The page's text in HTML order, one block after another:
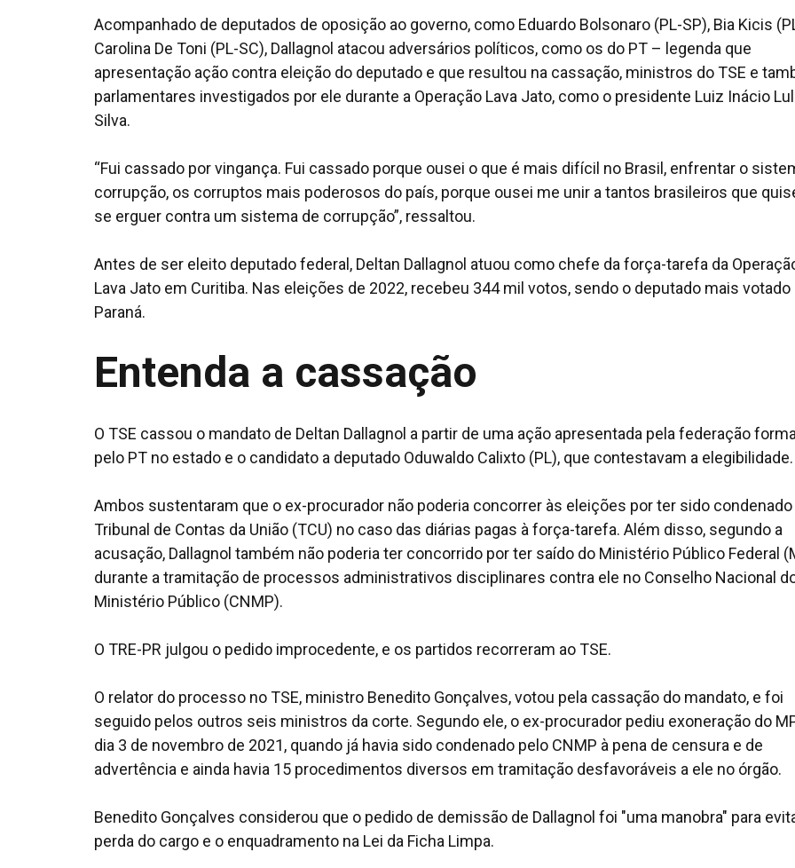
Acompanhado de deputados de oposição ao governo, como Eduardo Bolsonaro (PL-SP), Bia Kicis
Carolina De Toni (PL-SC), Dallagnol atacou adversários políticos, como os do PT – legenda que
apresentação ação contra eleição do deputado e que resultou na cassação, ministros do TSE e
parlamentares investigados por ele durante a Operação Lava Jato, como o presidente Luiz Inácio
Silva.
“Fui cassado por vingança. Fui cassado porque ousei o que é mais difícil no Brasil, enfrentar o
corrupção, os corruptos mais poderosos do país, porque ousei me unir a tantos brasileiros que
se erguer contra um sistema de corrupção”, ressaltou.
Antes de ser eleito deputado federal, Deltan Dallagnol atuou como chefe da força-tarefa da
Lava Jato em Curitiba. Nas eleições de 2022, recebeu 344 mil votos, sendo o deputado mais votado
Paraná.
Entenda a cassação
O TSE cassou o mandato de Deltan Dallagnol a partir de uma ação apresentada pela federação
pelo PT no estado e o candidato a deputado Oduwaldo Calixto (PL), que contestavam a elegibilidade.
Ambos sustentaram que o ex-procurador não poderia concorrer às eleições por ter sido
Tribunal de Contas da União (TCU) no caso das diárias pagas à força-tarefa. Além disso, segundo a
acusação, Dallagnol também não poderia ter concorrido por ter saído do Ministério Público Federal
durante a tramitação de processos administrativos disciplinares contra ele no Conselho Nacional
Ministério Público (CNMP).
O TRE-PR julgou o pedido improcedente, e os partidos recorreram ao TSE.
O relator do processo no TSE, ministro Benedito Gonçalves, votou pela cassação do mandato, e foi
seguido pelos outros seis ministros da corte. Segundo ele, o ex-procurador pediu exoneração do
dia 3 de novembro de 2021, quando já havia sido condenado pelo CNMP à pena de censura e de
advertência e ainda havia 15 procedimentos diversos em tramitação desfavoráveis a ele no órgão.
Benedito Gonçalves considerou que o pedido de demissão de Dallagnol foi "uma manobra" para
perda do cargo e o enquadramento na Lei da Ficha Limpa.